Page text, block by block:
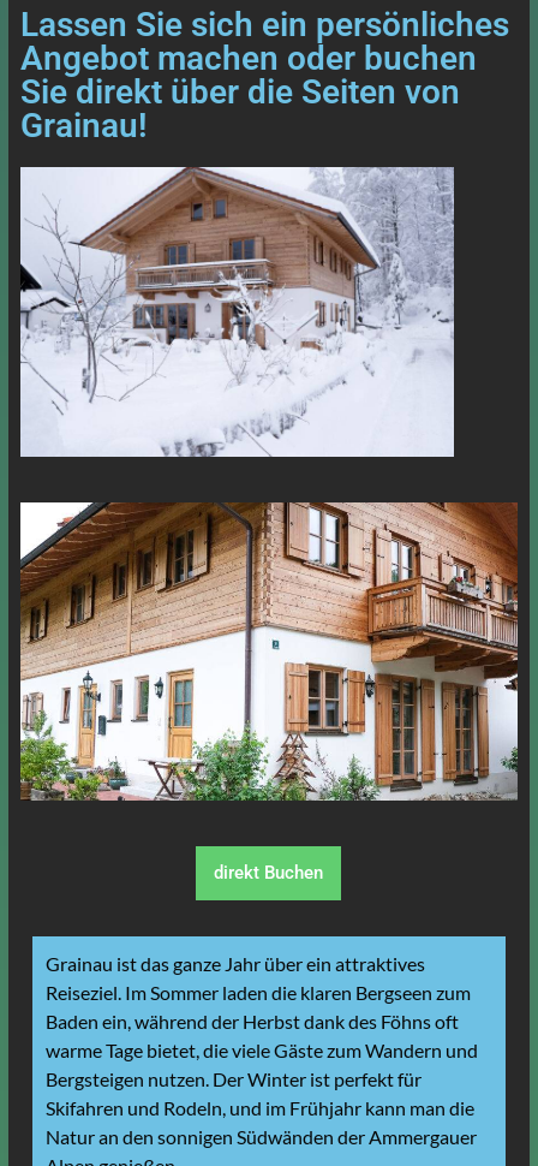
Lassen Sie sich ein persönliches
Angebot machen oder buchen
Sie direkt über die Seiten von
Grainau!
direkt Buchen
Grainau ist das ganze Jahr über ein attraktives
Reiseziel. Im Sommer laden die klaren Bergseen zum
Baden ein, während der Herbst dank des Föhns oft
warme Tage bietet, die viele Gäste zum Wandern und
Bergsteigen nutzen. Der Winter ist perfekt für
Skifahren und Rodeln, und im Frühjahr kann man die
Natur an den sonnigen Südwänden der Ammergauer